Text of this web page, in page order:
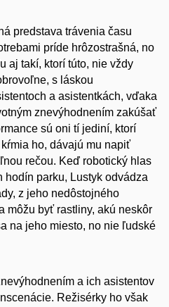
predstava trávenia času
príde hrôzostrašná, no
aj takí, ktorí túto, nie vždy
s láskou
a asistentkách, vďaka
znevýhodnením zakúšať
sú oni tí jediní, ktorí
ho, dávajú mu napiť
rečou. Keď robotický hlas
parku, Lustyk odvádza
z jeho nedôstojného
môžu byť rastliny, akú neskôr
na jeho miesto, no nie ľudské
a ich asistentov
Režisérky ho však